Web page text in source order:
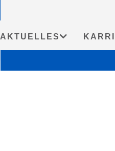
AKTUELLES